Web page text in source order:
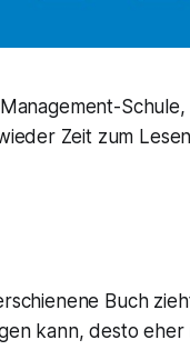
Zeit zum
Buch
kann, desto eher